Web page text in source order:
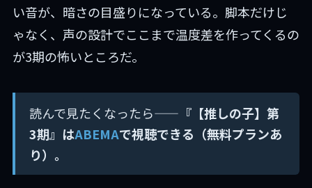
い音が、暗さの目盛りになっている。脚本だけじ
ゃなく、声の設計でここまで温度差を作ってくるの
が3期の怖いところだ。
読んで見たくなったら—— 『【推しの子】第
3期』はABEMAで視聴できる（無料プランあ
り）。